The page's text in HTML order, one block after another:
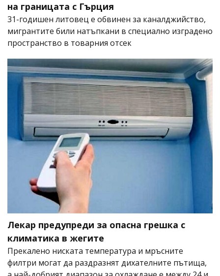
на границата с Гърция
31-годишен литовец е обвинен за каналджийство,
мигрантите били натъпкани в специално изградено
пространство в товарния отсек
Лекар предупреди за опасна грешка с
климатика в жегите
Прекалено ниската температура и мръсните
филтри могат да раздразнят дихателните пътища,